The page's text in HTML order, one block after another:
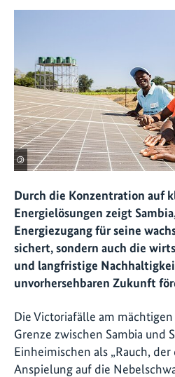
©
Durch die Konzentration auf
Energielösungen zeigt
Energiezugang für seine
sichert, sondern auch die
und langfristige
unvorhersehbaren Zukunft
Die Victoriafälle am
Grenze zwischen Sambia und
Einheimischen als „Rauch,
Anspielung auf die